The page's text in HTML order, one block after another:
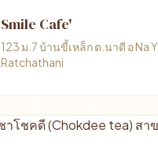
Smile Cafe'
123 ม.7 บ้านขี้เหล็ก ต.นาดี อ Na
Ratchathani